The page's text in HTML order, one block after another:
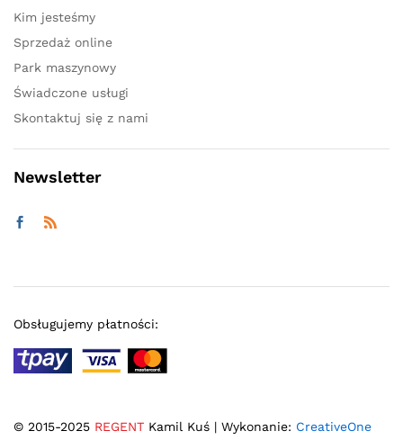
Kim jesteśmy
Sprzedaż online
Park maszynowy
Świadczone usługi
Skontaktuj się z nami
Newsletter
© 2015-2025 REGENT Kamil Kuś | Wykonanie: CreativeOne
Obsługujemy płatności: